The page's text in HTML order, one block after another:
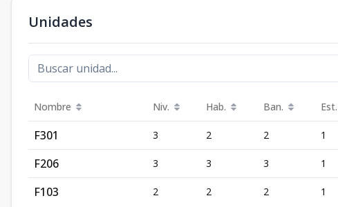
Unidades
Nombre Niv. Hab. Ban. Est.
F301 3 2 2 1
F206 3 3 3 1
F103 2 2 2 1